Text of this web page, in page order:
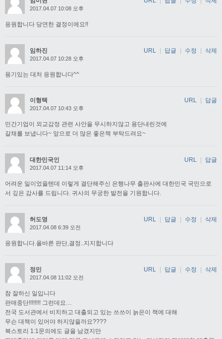
2017.04.07 10:08 오후
응원합니다 당연한 결정이에요!!
임하진
2017.04.07 10:28 오후
용기있는 대처 응원합니다^^
URL | 답글 | 수정 | 삭제
이형택
2017.04.07 10:43 오후
민간기업이 외교감정 관련 사안을 무시하지않고 용단내린것에
갈채를 보냅니다~ 앞으로 더 많은 좋은책 부탁드려요~
URL 답글
대한민국인
2017.04.07 11:14 오후
어려운 일이었을텐데 이렇게 결단해주신 은행나무 출판사에 대한민국 국민으로
서 깊은 감사를 드립니다. 귀사의 무궁한 발전을 기원합니다.
URL 답글
허도영
2017.04.08 6:39 오전
응원합니다.올바른 판단,결정..지지합니다
URL 답글 수정 삭제
정민
2017.04.08 11:02 오전
참 잘하신 일입니다
판매중단!!!!!!!! 그런데요…
전국 도서관에서 비치하고 대출되고 있는 쓰쓰이 늙은이 책에 대해
무슨 대책이 있어야 하지않을까요????
북스토리 1:1문의에도 글을 남겼지만
URL | 답글 | 수정 | 삭제